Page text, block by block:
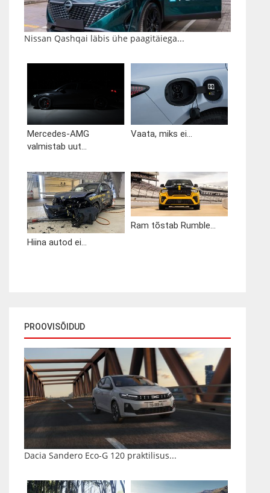
Nissan Qashqai läbis ühe paagitäiega...
Mercedes-AMG
valmistab uut...
Vaata, miks ei...
Hiina autod ei...
Ram tõstab Rumble...
PROOVISÕIDUD
Dacia Sandero Eco-G 120 praktilisus...